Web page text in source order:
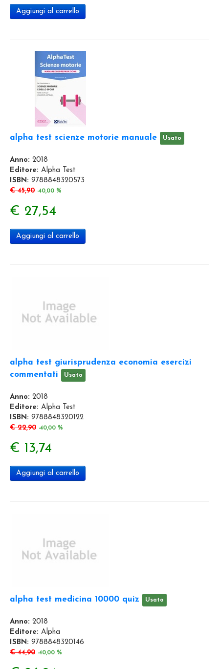
Aggiungi al carrello
alpha test scienze motorie manuale Usato
Anno: 2018
Editore: Alpha Test
ISBN: 9788848320573
€ 45,90 -40,00 %
€ 27,54
Aggiungi al carrello
alpha test giurisprudenza economia esercizi
commentati
Usato
Anno: 2018
Editore: Alpha Test
ISBN: 9788848320122
€ 22,90 -40,00 %
€ 13,74
Aggiungi al carrello
alpha test medicina 10000 quiz Usato
Anno: 2018
Editore: Alpha
ISBN: 9788848320146
€ 44,90 -40,00 %